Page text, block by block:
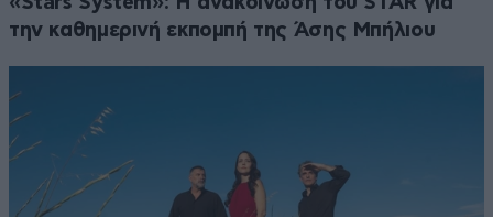
την καθημερινή εκπομπή της Άσης Μπήλιου